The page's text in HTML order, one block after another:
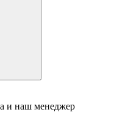
и наш менеджер